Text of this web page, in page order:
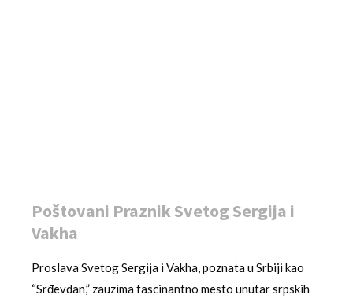
Poštovani Praznik Svetog Sergija i
Vakha
Proslava Svetog Sergija i Vakha, poznata u Srbiji kao
“Srđevdan,” zauzima fascinantno mesto unutar srpskih